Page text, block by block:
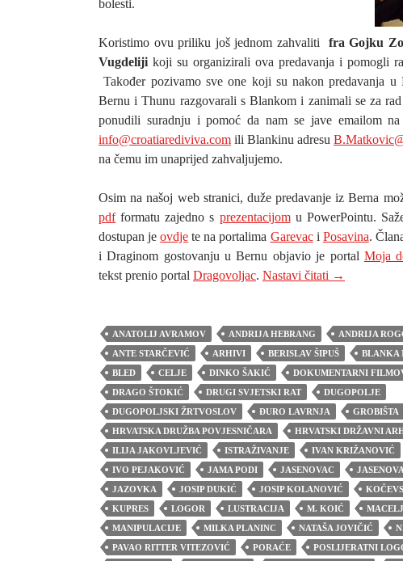
bolesti.
Koristimo ovu priliku još jednom zahvaliti fra Gojku
Vugdeliji koji su organizirali ova predavanja i pomogli
Također pozivamo sve one koji su nakon predavanja u
Bernu i Thunu razgovarali s Blankom i zanimali se za rad
ponudili suradnju i pomoć da nam se jave emailom na
info@croatiarediviva.com ili Blankinu adresu
na čemu im unaprijed zahvaljujemo.
Osim na našoj web stranici, duže predavanje iz Berna
pdfformatu zajedno s prezentacijomu PowerPointu.
dostupan jeovdje te na portalima Garevaci Posavina.
i Draginom gostovanju u Bernu objavio je portal Moja
tekst prenio portal Dragovoljac. Nastavi čitati →
ANATOLIJ AVRAMOV ANDRIJA HEBRANG
ANDRIJA
ANTE STARČEVIĆ
ARHIVI BERISLAV ŠIPUŠ
BLANKA
BLED
CELJE DINKO ŠAKIĆ
DOKUMENTARNI
DRAGO ŠTOKIĆ
DRUGI SVJETSKI RAT
DUGOPOLJE
DUGOPOLJSKI ŽRTVOSLOV
ĐURO LAVRNJA
GROBIŠTA
HRVATSKA DRUŽBA POVJESNIČARA
HRVATSKI DRŽAVNI
ILIJA JAKOVLJEVIĆ
ISTRAŽIVANJE
IVAN KRIŽANOVIĆ
IVO PEJAKOVIĆ
JAMA PODI JASENOVAC
JAZOVKA
JOSIP DUKIĆ JOSIP KOLANOVIĆ
KUPRES
LOGOR LUSTRACIJA M. KOIĆ
MACELJ
MANIPULACIJE
MILKA PLANINC NATAŠA JOVIČIĆ
PAVAO RITTER VITEZOVIĆ
PORAĆE
POSLIJERATNI